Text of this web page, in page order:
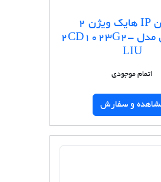
دوربین IP هایک ویژن 2
مگاپیکسل مدل 2CD1023G2-
LIU
اتمام موجودی
و سفارش